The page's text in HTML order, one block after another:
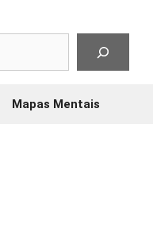
Mapas Mentais